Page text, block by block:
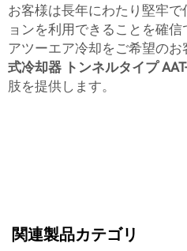
お客様は長年にわたり堅牢
ョンを利用できることを確
アツーエア冷却をご希望のお
式冷却器 トンネルタイプ
肢を提供します。
関連製品カテゴリ